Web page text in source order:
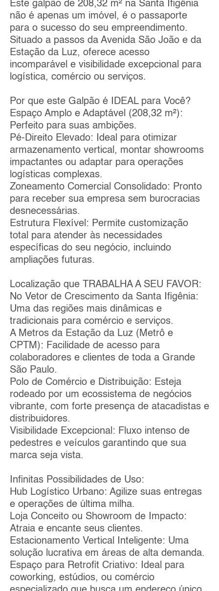
Este galpão de 208,32 m² na Santa Ifigênia
não é apenas um imóvel, é o passaporte
para o sucesso do seu empreendimento.
Situado a passos da Avenida São João e da
Estação da Luz, oferece acesso
incomparável e visibilidade excepcional para
logística, comércio ou serviços.
Por que este Galpão é IDEAL para Você?
Espaço Amplo e Adaptável (208,32 m²):
Perfeito para suas ambições.
Pé-Direito Elevado: Ideal para otimizar
armazenamento vertical, montar showrooms
impactantes ou adaptar para operações
logísticas complexas.
Zoneamento Comercial Consolidado: Pronto
para receber sua empresa sem burocracias
desnecessárias.
Estrutura Flexível: Permite customização
total para atender às necessidades
específicas do seu negócio, incluindo
ampliações futuras.
Localização que TRABALHA A SEU FAVOR:
No Vetor de Crescimento da Santa Ifigênia:
Uma das regiões mais dinâmicas e
tradicionais para comércio e serviços.
A Metros da Estação da Luz (Metrô e
CPTM): Facilidade de acesso para
colaboradores e clientes de toda a Grande
São Paulo.
Polo de Comércio e Distribuição: Esteja
rodeado por um ecossistema de negócios
vibrante, com forte presença de atacadistas e
distribuidores.
Visibilidade Excepcional: Fluxo intenso de
pedestres e veículos garantindo que sua
marca seja vista.
Infinitas Possibilidades de Uso:
Hub Logístico Urbano: Agilize suas entregas
e operações de última milha.
Loja Conceito ou Showroom de Impacto:
Atraia e encante seus clientes.
Estacionamento Vertical Inteligente: Uma
solução lucrativa em áreas de alta demanda.
Espaço para Retrofit Criativo: Ideal para
coworking, estúdios, ou comércio